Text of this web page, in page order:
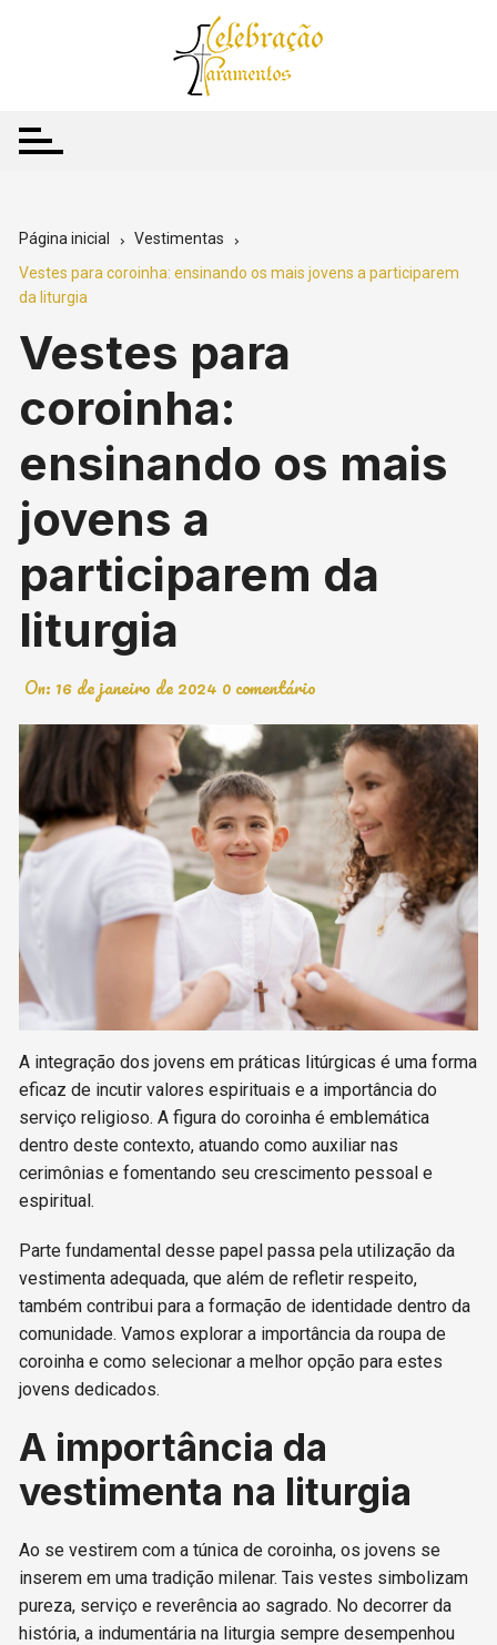
Página inicial
Vestimentas
Vestes para coroinha: ensinando os mais jovens a participarem
da liturgia
Vestes para
coroinha:
ensinando os mais
jovens a
participarem da
liturgia
On: 16 de janeiro de 2024 0 comentário
A integração dos jovens em práticas litúrgicas é uma forma
eficaz de incutir valores espirituais e a importância do
serviço religioso. A figura do coroinha é emblemática
dentro deste contexto, atuando como auxiliar nas
cerimônias e fomentando seu crescimento pessoal e
espiritual.
Parte fundamental desse papel passa pela utilização da
vestimenta adequada, que além de refletir respeito,
também contribui para a formação de identidade dentro da
comunidade. Vamos explorar a importância da roupa de
coroinha e como selecionar a melhor opção para estes
jovens dedicados.
A importância da
vestimenta na liturgia
Ao se vestirem com a túnica de coroinha, os jovens se
inserem em uma tradição milenar. Tais vestes simbolizam
pureza, serviço e reverência ao sagrado. No decorrer da
história, a indumentária na liturgia sempre desempenhou